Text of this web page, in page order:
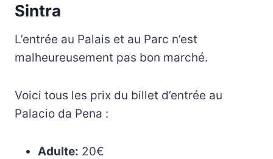
Sintra
L’entrée au Palais et au Parc n’est
malheureusement pas bon marché.
Voici tous les prix du billet d’entrée au
Palacio da Pena :
Adulte: 20€